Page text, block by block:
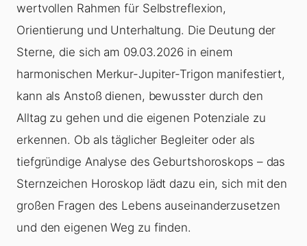
wertvollen Rahmen für Selbstreflexion,
Orientierung und Unterhaltung. Die Deutung der
Sterne, die sich am 09.03.2026 in einem
harmonischen Merkur-Jupiter-Trigon manifestiert,
kann als Anstoß dienen, bewusster durch den
Alltag zu gehen und die eigenen Potenziale zu
erkennen. Ob als täglicher Begleiter oder als
tiefgründige Analyse des Geburtshoroskops – das
Sternzeichen Horoskop lädt dazu ein, sich mit den
großen Fragen des Lebens auseinanderzusetzen
und den eigenen Weg zu finden.